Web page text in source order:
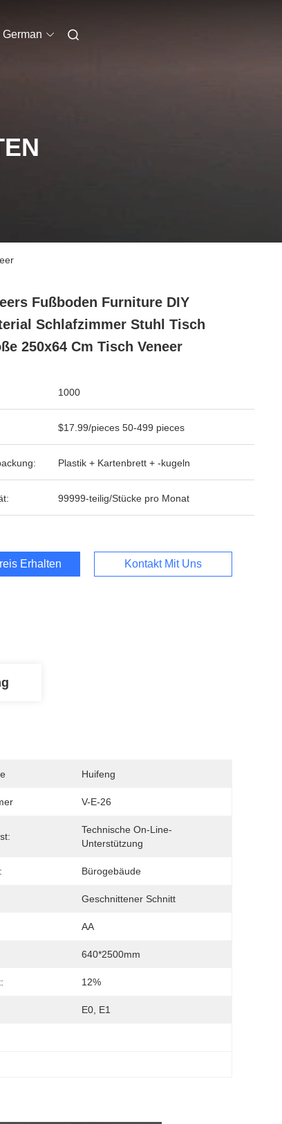
German
Fußboden Furniture DIY
Schlafzimmer Stuhl Tisch
250x64 Cm Tisch Veneer
1000
$17.99/pieces 50-499 pieces
Plastik + Kartenbrett + -kugeln
99999-teilig/Stücke pro Monat
Erhalten Kontakt Mit Uns
Huifeng
V-E-26
Technische On-Line-
Unterstützung
Bürogebäude
Geschnittener Schnitt
AA
640*2500mm
12%
E0, E1